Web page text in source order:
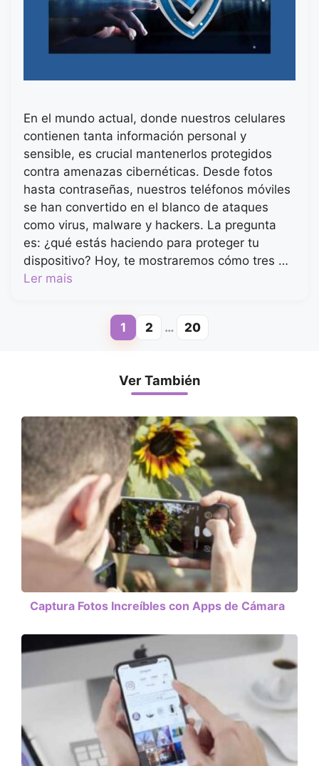
En el mundo actual, donde nuestros celulares
contienen tanta información personal y
sensible, es crucial mantenerlos protegidos
contra amenazas cibernéticas. Desde fotos
hasta contraseñas, nuestros teléfonos móviles
se han convertido en el blanco de ataques
como virus, malware y hackers. La pregunta
es: ¿qué estás haciendo para proteger tu
dispositivo? Hoy, te mostraremos cómo tres …
Ler mais
Page
1 Page
2 … Page
20
Ver También
Captura Fotos Increíbles con Apps de Cámara